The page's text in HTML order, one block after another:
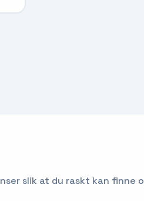
slik at du raskt kan finne